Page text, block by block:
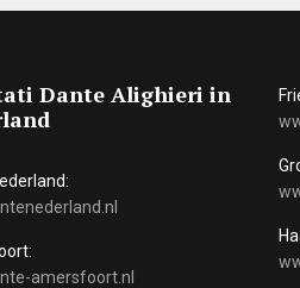
Dante Alighieri in
amersfoort.nl